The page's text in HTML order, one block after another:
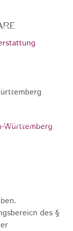
der VG
Lauter-Rems
Zweckverband
Württemberg
des §